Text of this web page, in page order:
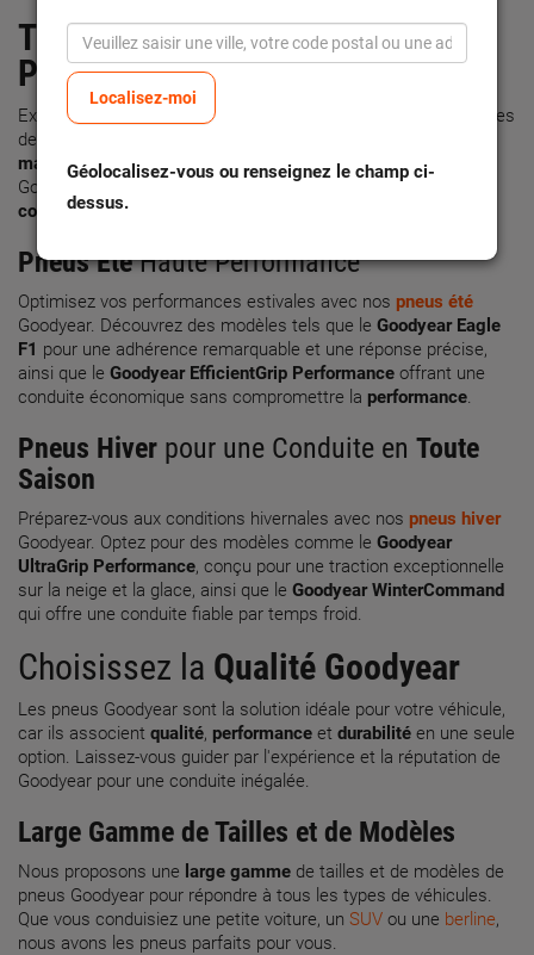
Localisez-moi
Géolocalisez-vous ou renseignez le champ ci-
dessus.
Technologiede Pointe pour des
PerformancesOptimum
Explorez la gamme de pneus Goodyear
équipés de technologies
de pointe, garantissant une
maniabilitéprécise dans toutes les conditions. Les pneus
Goodyear sont conçus pour vous offrir une expérience de
conduiteexceptionnelle, que ce soit en ville ou sur autoroute.
Pneus ÉtéHaute Performance
Optimisez vos performances estivales avec nos pneus été
Goodyear. Découvrez des modèles tels que le Goodyear Eagle
F1 pour une adhérence remarquable et une réponse précise,
ainsi que le Goodyear EfficientGrip Performance offrant une
conduite économique sans compromettre la performance.
Pneus Hiver pour une Conduite en Toute
Saison
Préparez-vous aux conditions hivernales avec nos pneus hiver
Goodyear. Optez pour des modèles comme le Goodyear
UltraGrip Performance, conçu pour une traction exceptionnelle
sur la neige et la glace, ainsi que le Goodyear WinterCommand
qui offre une conduite fiable par temps froid.
Choisissez la Qualité Goodyear
Les pneus Goodyear sont la solution idéale pour votre véhicule,
car ils associent qualité, performance et durabilité en une seule
option. Laissez-vous guider par l'expérience et la réputation de
Goodyear pour une conduite inégalée.
Large Gamme de Tailles et de Modèles
Nous proposons une large gamme de tailles et de modèles de
pneus Goodyear pour répondre à tous les types de véhicules.
Que vous conduisiez une petite voiture, un SUV ou une berline,
nous avons les pneus parfaits pour vous.